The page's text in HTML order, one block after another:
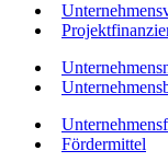
Fördermittel